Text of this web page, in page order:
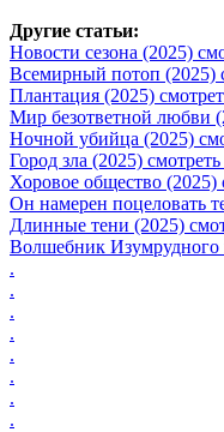
Другие статьи:
Новости сезона (2025)
Всемирный потоп (2025)
Плантация (2025)
Мир безответной любви
Ночной убийца (2025)
Город зла (2025)
Хоровое общество (2025)
Он намерен поцеловать
Длинные тени (2025)
Волшебник Изумрудного
.
.
.
.
.
.
.
.